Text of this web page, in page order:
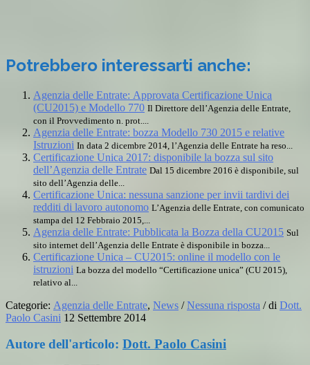
Potrebbero interessarti anche:
Agenzia delle Entrate: Approvata Certificazione Unica
(CU2015) e Modello 770 Il Direttore dell’Agenzia delle Entrate,
con il Provvedimento n. prot....
Agenzia delle Entrate: bozza Modello 730 2015 e relative
Istruzioni In data 2 dicembre 2014, l’Agenzia delle Entrate ha reso...
Certificazione Unica 2017: disponibile la bozza sul sito
dell’Agenzia delle Entrate Dal 15 dicembre 2016 è disponibile, sul
sito dell’Agenzia delle...
Certificazione Unica: nessuna sanzione per invii tardivi dei
redditi di lavoro autonomo L’Agenzia delle Entrate, con comunicato
stampa del 12 Febbraio 2015,...
Agenzia delle Entrate: Pubblicata la Bozza della CU2015 Sul
sito internet dell’Agenzia delle Entrate è disponibile in bozza...
Certificazione Unica – CU2015: online il modello con le
istruzioni La bozza del modello “Certificazione unica” (CU 2015),
relativo al...
Categorie: Agenzia delle Entrate, News / Nessuna risposta /di Dott.
Paolo Casini 12 Settembre 2014
Autore dell'articolo: Dott. Paolo Casini